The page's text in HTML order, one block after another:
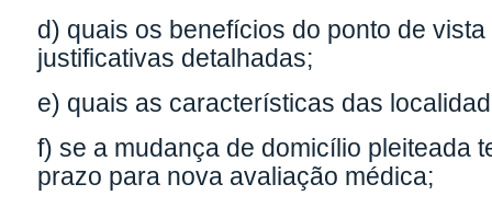
d) quais os benefícios do ponto de
justificativas detalhadas;
e) quais as características das
f) se a mudança de domicílio pleiteada
prazo para nova avaliação médica;